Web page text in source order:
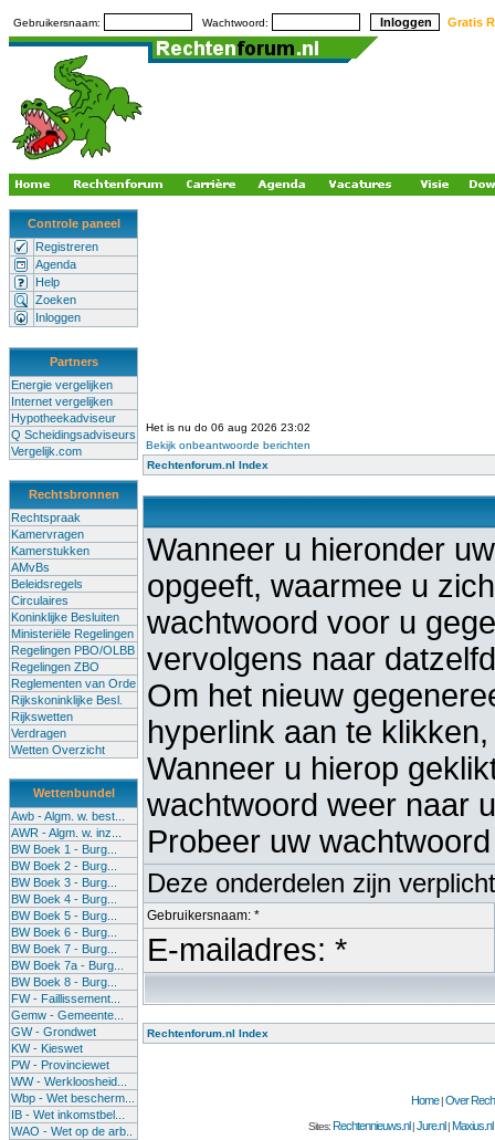
Gebruikersnaam: Wachtwoord: Gratis
Controle paneel
Registreren
Agenda
Help
Zoeken
Inloggen
Partners
Energie vergelijken
Internet vergelijken
Hypotheekadviseur
Q Scheidingsadviseurs
Vergelijk.com
Rechtsbronnen
Rechtspraak
Kamervragen
Kamerstukken
AMvBs
Beleidsregels
Circulaires
Koninklijke Besluiten
Ministeriële Regelingen
Regelingen PBO/OLBB
Regelingen ZBO
Reglementen van Orde
Rijkskoninklijke Besl.
Rijkswetten
Verdragen
Wetten Overzicht
Wettenbundel
Awb - Algm. w. best...
AWR - Algm. w. inz...
BW Boek 1 - Burg...
BW Boek 2 - Burg...
BW Boek 3 - Burg...
BW Boek 4 - Burg...
BW Boek 5 - Burg...
BW Boek 6 - Burg...
BW Boek 7 - Burg...
BW Boek 7a - Burg...
BW Boek 8 - Burg...
FW - Faillissement...
Gemw - Gemeente...
GW - Grondwet
KW - Kieswet
PW - Provinciewet
WW - Werkloosheid...
Wbp - Wet bescherm...
IB - Wet inkomstbel...
WAO - Wet op de arb..
Het is nu do 06 aug 2026 23:02
Bekijk onbeantwoorde berichten
Rechtenforum.nl Index
Wanneer u hieronder
opgeeft, waarmee u
wachtwoord voor u
vervolgens naar
Om het nieuw
hyperlink aan te
Wanneer u hierop
wachtwoord weer naar
Probeer uw
Deze onderdelen zijn verplicht
Gebruikersnaam: *
E-mailadres: *
Rechtenforum.nl Index
Home|Over
Sites:Rechtennieuws.nl |Jure.nl |Maxius.nl